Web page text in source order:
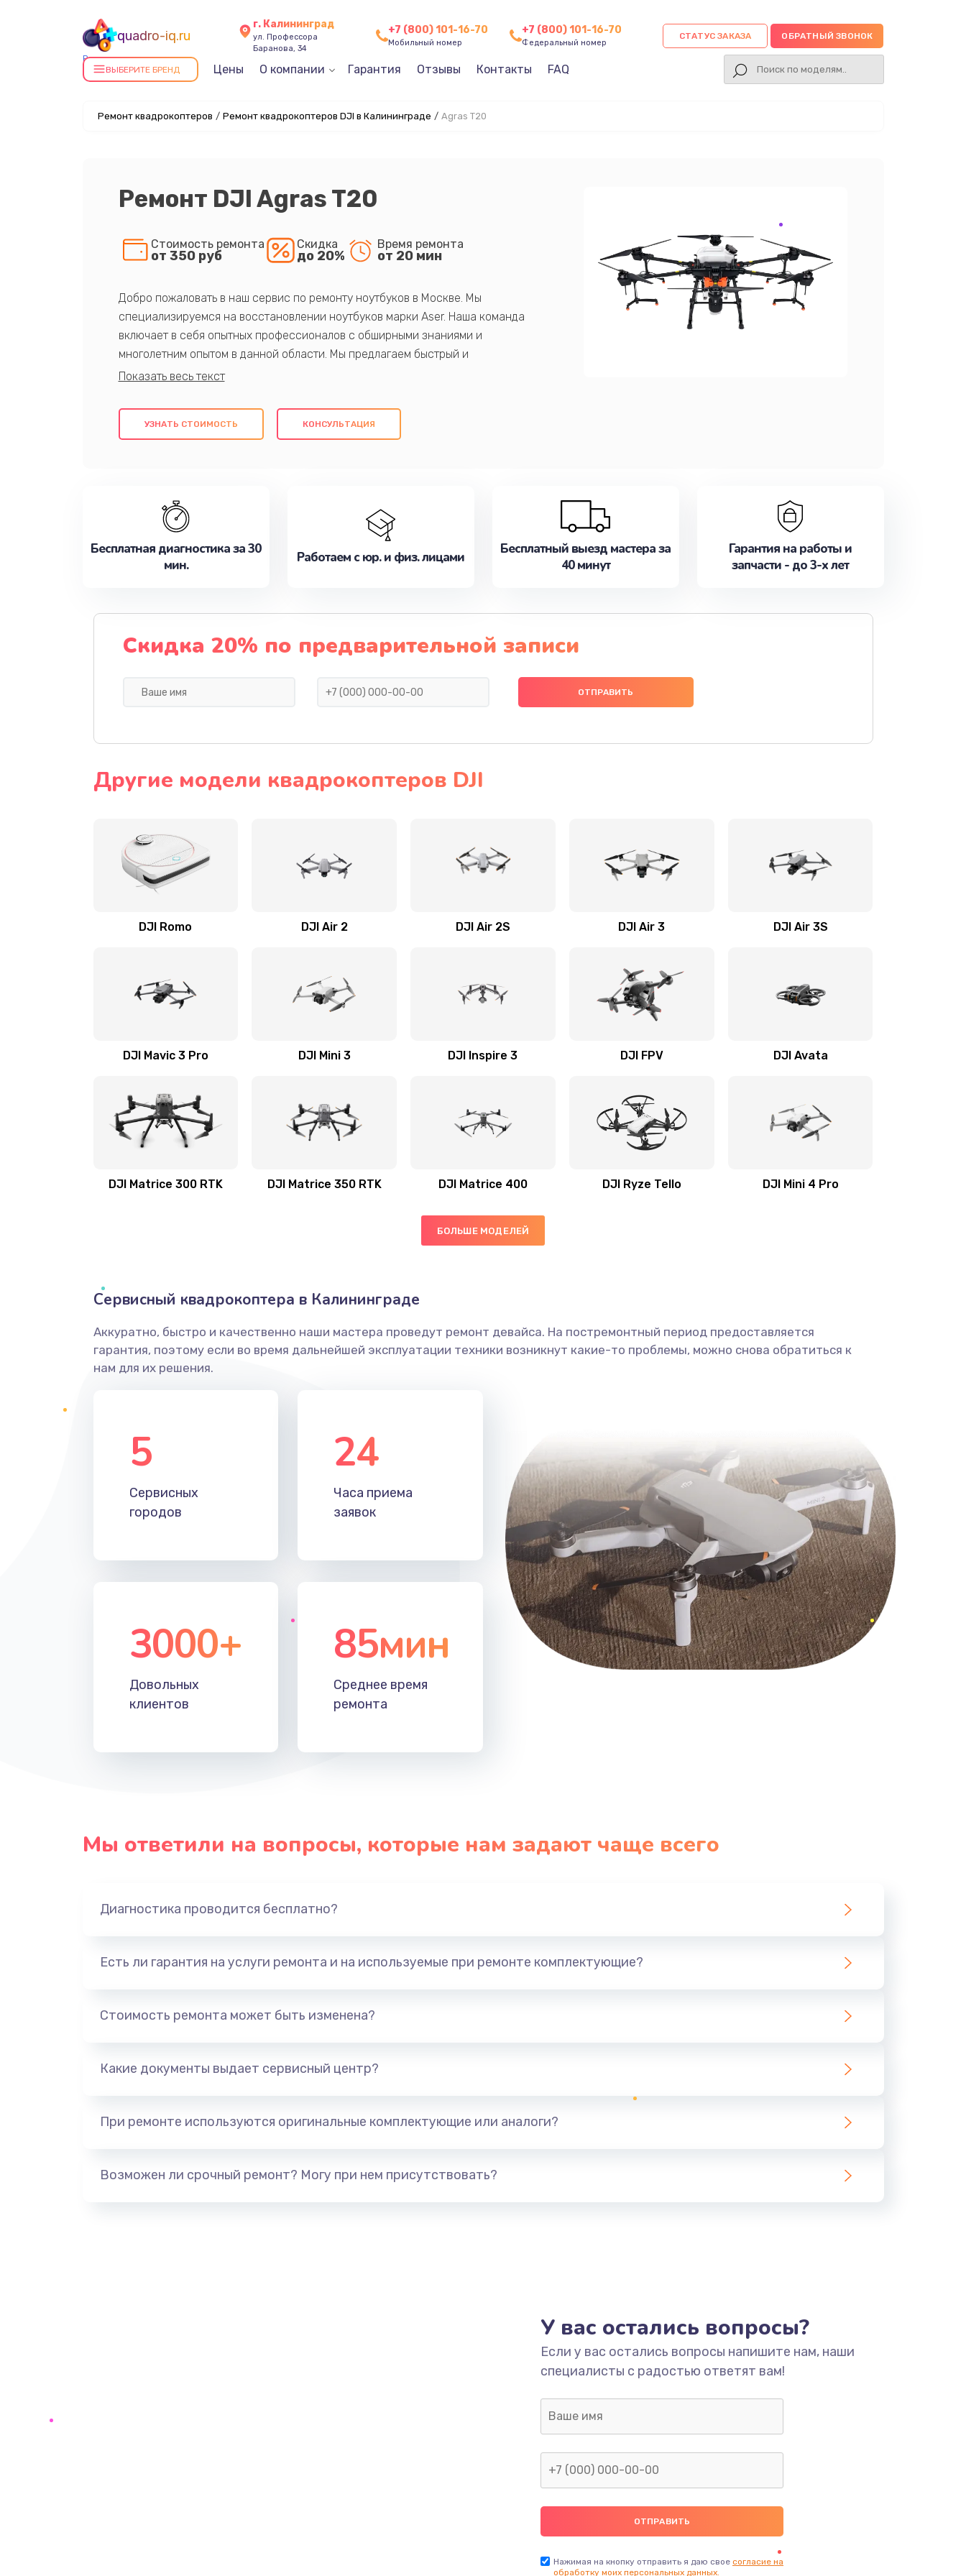
quadro-iq.ru
Ремонт квадрокоптеров в
Калининграде
г. Калининград
ул. Профессора
Баранова, 34
+7 (800) 101-16-70
Мобильный номер
+7 (800) 101-16-70
Федеральный номер
СТАТУС ЗАКАЗА ОБРАТНЫЙ ЗВОНОК
ВЫБЕРИТЕ БРЕНД Цены О компании Гарантия Отзывы Контакты FAQ
Ремонт квадрокоптеров / Ремонт квадрокоптеров DJI в Калининграде / Agras T20
Ремонт DJI Agras T20
Стоимость ремонта
от 350 руб
Скидка
до 20%
Время ремонта
от 20 мин
Добро пожаловать в наш сервис по ремонту ноутбуков в Москве. Мы
специализируемся на восстановлении ноутбуков марки Aser. Наша команда
включает в себя опытных профессионалов с обширными знаниями и
многолетним опытом в данной области. Мы предлагаем быстрый и
качественный ремонт с использованием оригинальных компонентов, а также
клиентам надежное и профессиональное обслуживание, удовлетворяя их
потребности наилучшим образом. Не медлите записаться на ремонт уже
УЗНАТЬ СТОИМОСТЬ КОНСУЛЬТАЦИЯ
Бесплатная диагностика за 30
мин.
Работаем с юр. и физ. лицами
Бесплатный выезд мастера за
40 минут
Гарантия на работы и
запчасти - до 3-х лет
Скидка 20% по предварительной записи
Другие модели квадрокоптеров DJI
DJI Romo DJI Air 2 DJI Air 2S DJI Air 3 DJI Air 3S
DJI Mavic 3 Pro DJI Mini 3 DJI Inspire 3 DJI FPV DJI Avata
DJI Matrice 300 RTK DJI Matrice 350 RTK DJI Matrice 400 DJI Ryze Tello DJI Mini 4 Pro
БОЛЬШЕ МОДЕЛЕЙ
Сервисный квадрокоптера в Калининграде
Аккуратно, быстро и качественно наши мастера проведут ремонт девайса. На постремонтный период предоставляется
гарантия, поэтому если во время дальнейшей эксплуатации техники возникнут какие-то проблемы, можно снова обратиться к
нам для их решения.
5
Сервисных
городов
24
Часа приема
заявок
3000+
Довольных
клиентов
85мин
Среднее время
ремонта
Мы ответили на вопросы, которые нам задают чаще всего
Диагностика проводится бесплатно?
Есть ли гарантия на услуги ремонта и на используемые при ремонте комплектующие?
Стоимость ремонта может быть изменена?
Какие документы выдает сервисный центр?
При ремонте используются оригинальные комплектующие или аналоги?
Возможен ли срочный ремонт? Могу при нем присутствовать?
У вас остались вопросы?
Если у вас остались вопросы напишите нам, наши
специалисты с радостью ответят вам!
Нажимая на кнопку отправить я даю свое согласие на
обработку моих персональных данных.